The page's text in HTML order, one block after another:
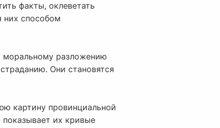
факты, оклеветать
них способом
моральному разложению
Они становятся
картину провинциальной
их кривые